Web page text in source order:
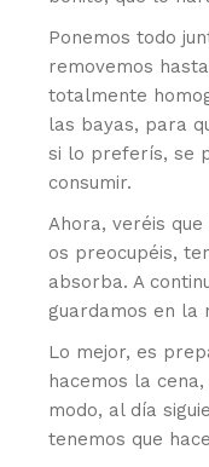
Ponemos todo
removemos
totalmente
las bayas, para
si lo preferís, se
consumir.
Ahora, veréis
os preocupéis,
absorba. A
guardamos en la
Lo mejor, es
hacemos la
modo, al día
tenemos que